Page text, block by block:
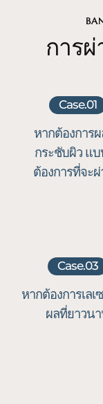
การ
Case.01
หากต้องการ
กระชับผิวแบ
ต้องการที่จะ
Case.03
หากต้องการเลเ
ผลที่ยาวน